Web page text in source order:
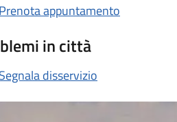
appuntamento
in città
disservizio